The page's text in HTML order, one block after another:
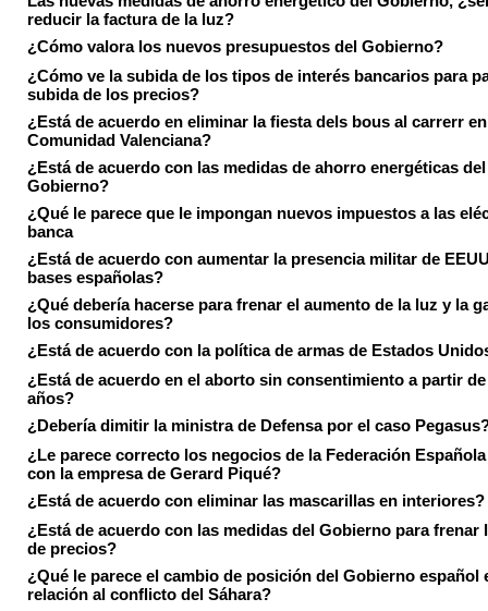
reducir la factura de la luz?
¿Cómo valora los nuevos presupuestos del Gobierno?
¿Cómo ve la subida de los tipos de interés bancarios para
subida de los precios?
¿Está de acuerdo en eliminar la fiesta dels bous al carrerr
Comunidad Valenciana?
¿Está de acuerdo con las medidas de ahorro energéticas del
Gobierno?
¿Qué le parece que le impongan nuevos impuestos a las
banca
¿Está de acuerdo con aumentar la presencia militar de
bases españolas?
¿Qué debería hacerse para frenar el aumento de la luz y la
los consumidores?
¿Está de acuerdo con la política de armas de Estados
¿Está de acuerdo en el aborto sin consentimiento a partir
años?
¿Debería dimitir la ministra de Defensa por el caso
¿Le parece correcto los negocios de la Federación
con la empresa de Gerard Piqué?
¿Está de acuerdo con eliminar las mascarillas en interiores?
¿Está de acuerdo con las medidas del Gobierno para frenar
de precios?
¿Qué le parece el cambio de posición del Gobierno español
relación al conflicto del Sáhara?